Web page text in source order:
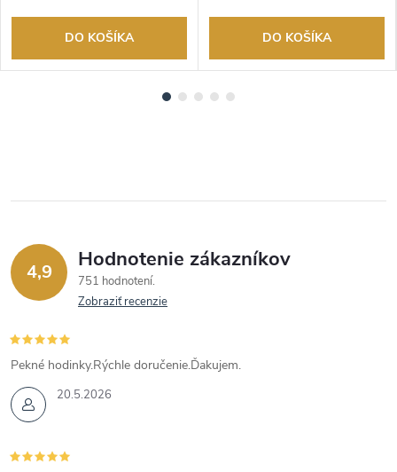
DO KOŠÍKA DO KOŠÍKA
4,9 Hodnotenie zákazníkov
751 hodnotení
Zobraziť recenzie
20.5.2026
Pekné hodinky.Rýchle doručenie.Ďakujem.